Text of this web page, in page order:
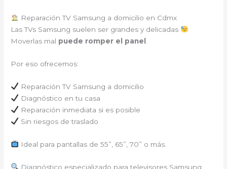
Reparación TV Samsung a domicilio en Cdmx
Las TVs Samsung suelen ser grandes y delicadas
Moverlas mal puede romper el panel
Por eso ofrecemos:
Reparación TV Samsung a domicilio
Diagnóstico en tu casa
Reparación inmediata si es posible
Sin riesgos de traslado
Ideal para pantallas de 55”, 65”, 70” o más.
Diagnóstico especializado para televisores Samsung